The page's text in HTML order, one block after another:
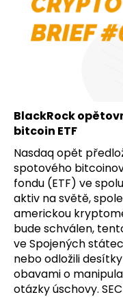
BlackRock
bitcoin ETF
Nasdaq opět
spotového
fondu (ETF) ve
aktiv na světě,
americkou
bude schválen,
ve Spojených
nebo odložili
obavami o
otázky úschovy.
t
?
D
o
p